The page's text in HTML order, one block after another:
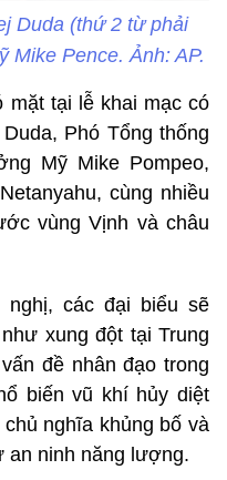
Duda (thứ 2 từ phải
Mike Pence. Ảnh: AP.
mặt tại lễ khai mạc có
Phó Tổng thống
Mỹ Mike Pompeo,
cùng nhiều
vùng Vịnh và châu
nghị, các đại biểu sẽ
xung đột tại Trung
đề nhân đạo trong
biến vũ khí hủy diệt
nghĩa khủng bố và
an ninh năng lượng.